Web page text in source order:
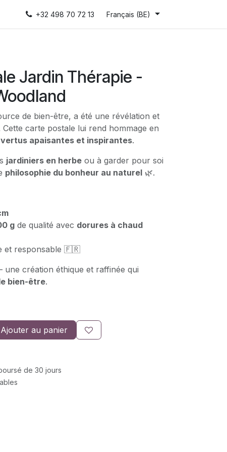
+32 498 70 72 13 Français (BE)
Jardin Thérapie -
de bien-être, a été une révélation et
carte postale lui rend hommage en
vertus apaisantes et inspirantes.
jardiniers en herbe ou à garder pour soi
philosophie du bonheur au naturel 🌿.
g de qualité avec dorures à chaud
et responsable 🇫🇷
une création éthique et raffinée qui
bien-être.
Ajouter au panier
de 30 jours